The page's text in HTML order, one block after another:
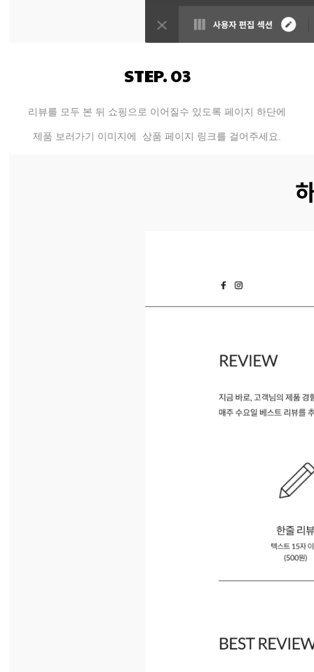
STEP. 03
리뷰를 모두 본 뒤 쇼핑으로 이어질수 있도록 페이지 하단에
제품 보러가기 이미지에 상품 페이지 링크를 걸어주세요.